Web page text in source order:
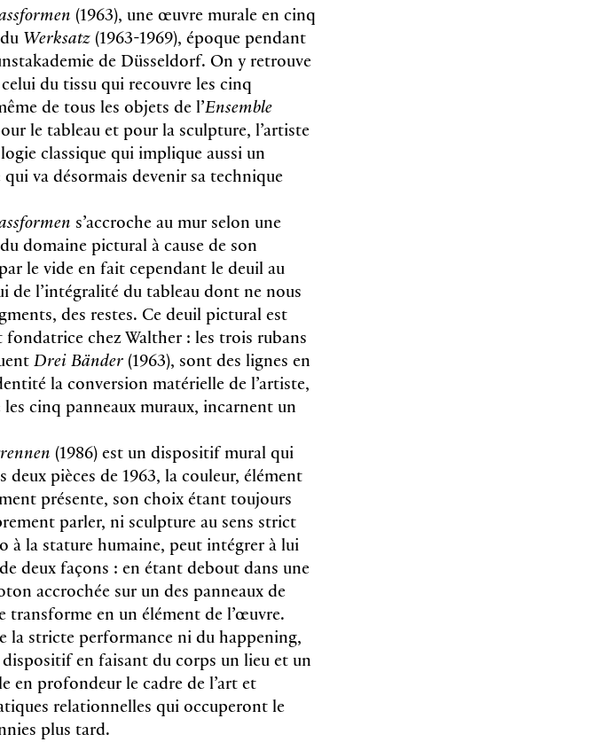
(1963), une œuvre murale en cinq
Werksatz(1963-1969), époque pendant
de Düsseldorf. On y retrouve
du tissu qui recouvre les cinq
de tous les objets de l’Ensemble
le tableau et pour la sculpture, l’artiste
classique qui implique aussi un
va désormais devenir sa technique
s’accroche au mur selon une
domaine pictural à cause de son
le vide en fait cependant le deuil au
de l’intégralité du tableau dont ne nous
des restes. Ce deuil pictural est
chez Walther : les trois rubans
Drei Bänder(1963), sont des lignes en
la conversion matérielle de l’artiste,
cinq panneaux muraux, incarnent un
(1986) est un dispositif mural qui
deux pièces de 1963, la couleur, élément
présente, son choix étant toujours
parler, ni sculpture au sens strict
la stature humaine, peut intégrer à lui
deux façons : en étant debout dans une
accrochée sur un des panneaux de
en un élément de l’œuvre.
la stricte performance ni du happening,
en faisant du corps un lieu et un
en profondeur le cadre de l’art et
relationnelles qui occuperont le
plus tard.